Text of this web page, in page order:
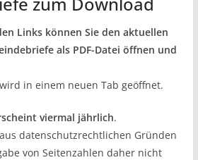
Links können Sie den aktuellen
als PDF-Datei öffnen und
in einem neuen Tab geöffnet.
viermal jährlich.
datenschutzrechtlichen Gründen
von Seitenzahlen daher nicht